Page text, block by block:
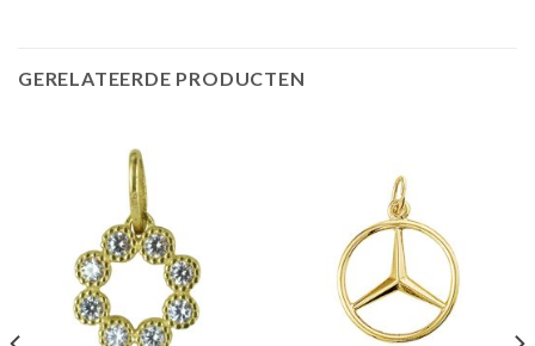
GERELATEERDE PRODUCTEN